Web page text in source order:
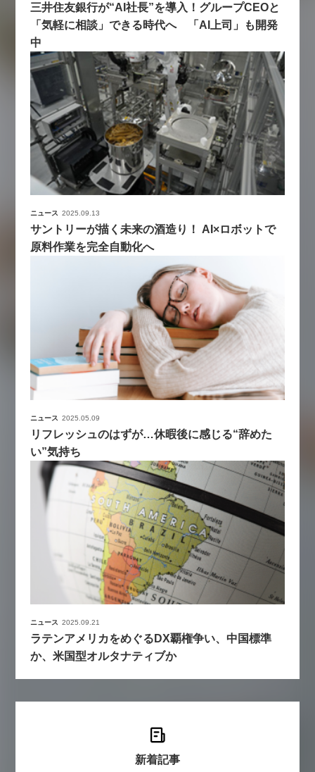
三井住友銀行が“AI社長”を導入！グループCEOと
「気軽に相談」できる時代へ 「AI上司」も開発
中
ニュース 2025.09.13
サントリーが描く未来の酒造り！ AI×ロボットで
原料作業を完全自動化へ
ニュース 2025.05.09
リフレッシュのはずが…休暇後に感じる“辞めた
い”気持ち
ニュース 2025.09.21
ラテンアメリカをめぐるDX覇権争い、中国標準
か、米国型オルタナティブか
新着記事